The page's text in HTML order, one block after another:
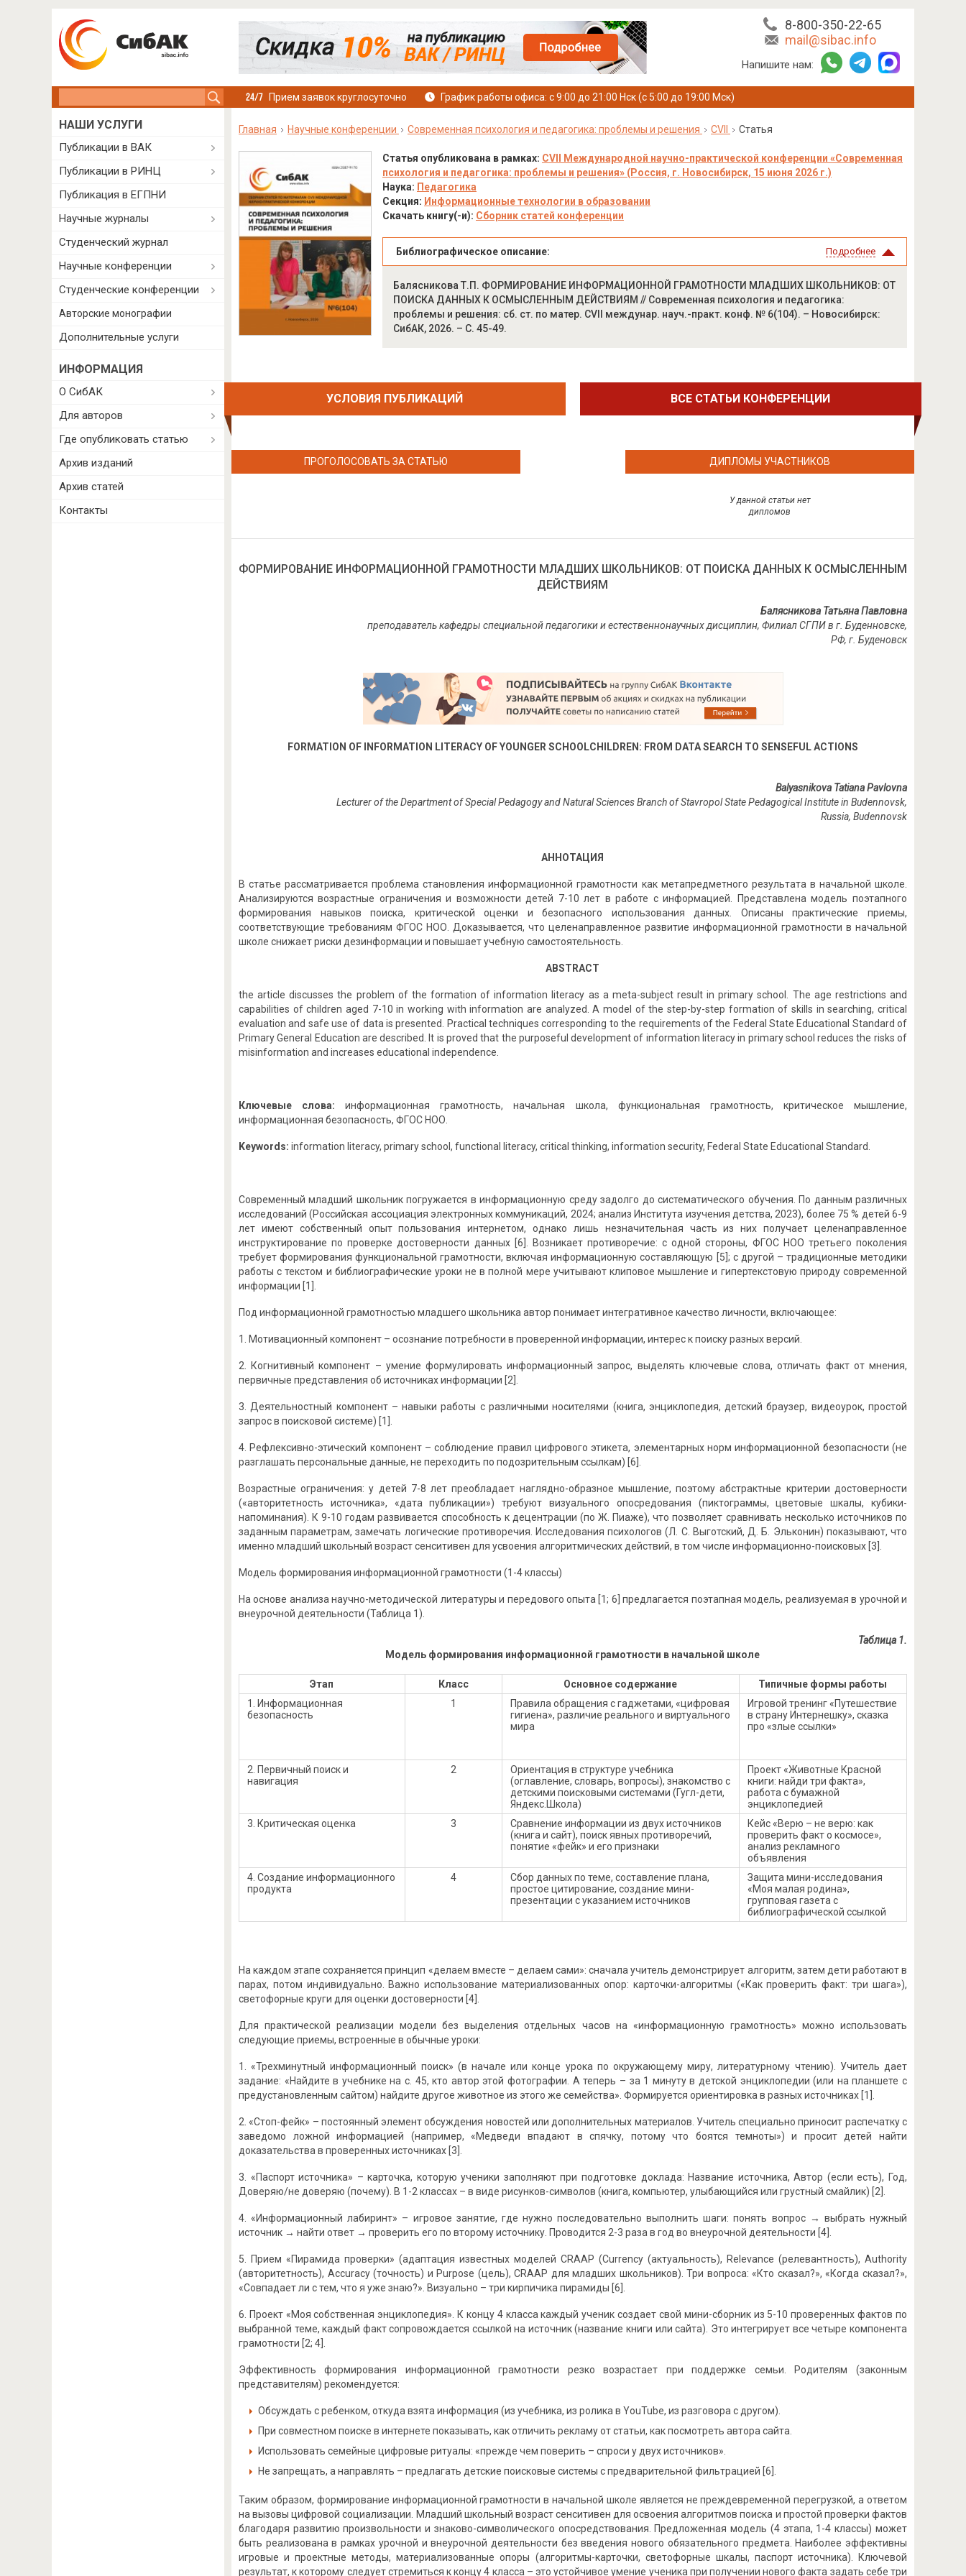
8-800-350-22-65
mail@sibac.info
Напишите нам:
Прием заявок круглосуточно График работы офиса: с 9:00 до 21:00 Нск (с 5:00 до 19:00 Мск)
Главная Научные конференции Современная психология и педагогика: проблемы и решения CVII Статья
Статья опубликована в рамках: CVII Международной научно-практической конференции «Современная
психология и педагогика: проблемы и решения» (Россия, г. Новосибирск, 15 июня 2026 г.)
Наука: Педагогика
Секция: Информационные технологии в образовании
Скачать книгу(-и): Сборник статей конференции
Библиографическое описание: Подробнее
Балясникова Т.П. ФОРМИРОВАНИЕ ИНФОРМАЦИОННОЙ ГРАМОТНОСТИ МЛАДШИХ ШКОЛЬНИКОВ: ОТ
ПОИСКА ДАННЫХ К ОСМЫСЛЕННЫМ ДЕЙСТВИЯМ // Современная психология и педагогика:
проблемы и решения: сб. ст. по матер. CVII междунар. науч.-практ. конф. № 6(104). – Новосибирск:
СибАК, 2026. – С. 45-49.
УСЛОВИЯ ПУБЛИКАЦИЙ ВСЕ СТАТЬИ КОНФЕРЕНЦИИ
ПРОГОЛОСОВАТЬ ЗА СТАТЬЮ ДИПЛОМЫ УЧАСТНИКОВ
У данной статьи нет
дипломов
ФОРМИРОВАНИЕ ИНФОРМАЦИОННОЙ ГРАМОТНОСТИ МЛАДШИХ ШКОЛЬНИКОВ: ОТ ПОИСКА ДАННЫХ К ОСМЫСЛЕННЫМ
ДЕЙСТВИЯМ
Балясникова Татьяна Павловна
преподаватель кафедры специальной педагогики и естественнонаучных дисциплин, Филиал СГПИ в г. Буденновске,
РФ, г. Буденовск
FORMATION OF INFORMATION LITERACY OF YOUNGER SCHOOLCHILDREN: FROM DATA SEARCH TO SENSEFUL ACTIONS
Balyasnikova Tatiana Pavlovna
Lecturer of the Department of Special Pedagogy and Natural Sciences Branch of Stavropol State Pedagogical Institute in Budennovsk,
Russia, Budennovsk
АННОТАЦИЯ
В статье рассматривается проблема становления информационной грамотности как метапредметного результата в начальной школе.
Анализируются возрастные ограничения и возможности детей 7-10 лет в работе с информацией. Представлена модель поэтапного
формирования навыков поиска, критической оценки и безопасного использования данных. Описаны практические приемы,
соответствующие требованиям ФГОС НОО. Доказывается, что целенаправленное развитие информационной грамотности в начальной
школе снижает риски дезинформации и повышает учебную самостоятельность.
ABSTRACT
the article discusses the problem of the formation of information literacy as a meta-subject result in primary school. The age restrictions and
capabilities of children aged 7-10 in working with information are analyzed. A model of the step-by-step formation of skills in searching, critical
evaluation and safe use of data is presented. Practical techniques corresponding to the requirements of the Federal State Educational Standard of
Primary General Education are described. It is proved that the purposeful development of information literacy in primary school reduces the risks of
misinformation and increases educational independence.
Ключевые слова: информационная грамотность, начальная школа, функциональная грамотность, критическое мышление,
информационная безопасность, ФГОС НОО.
Keywords: information literacy, primary school, functional literacy, critical thinking, information security, Federal State Educational Standard.
Современный младший школьник погружается в информационную среду задолго до систематического обучения. По данным различных
исследований (Российская ассоциация электронных коммуникаций, 2024; анализ Института изучения детства, 2023), более 75 % детей 6-9
лет имеют собственный опыт пользования интернетом, однако лишь незначительная часть из них получает целенаправленное
инструктирование по проверке достоверности данных [6]. Возникает противоречие: с одной стороны, ФГОС НОО третьего поколения
требует формирования функциональной грамотности, включая информационную составляющую [5]; с другой – традиционные методики
работы с текстом и библиографические уроки не в полной мере учитывают клиповое мышление и гипертекстовую природу современной
информации [1].
Под информационной грамотностью младшего школьника автор понимает интегративное качество личности, включающее:
1. Мотивационный компонент – осознание потребности в проверенной информации, интерес к поиску разных версий.
2. Когнитивный компонент – умение формулировать информационный запрос, выделять ключевые слова, отличать факт от мнения,
первичные представления об источниках информации [2].
3. Деятельностный компонент – навыки работы с различными носителями (книга, энциклопедия, детский браузер, видеоурок, простой
запрос в поисковой системе) [1].
4. Рефлексивно-этический компонент – соблюдение правил цифрового этикета, элементарных норм информационной безопасности (не
разглашать персональные данные, не переходить по подозрительным ссылкам) [6].
Возрастные ограничения: у детей 7-8 лет преобладает наглядно-образное мышление, поэтому абстрактные критерии достоверности
(«авторитетность источника», «дата публикации») требуют визуального опосредования (пиктограммы, цветовые шкалы, кубики-
напоминания). К 9-10 годам развивается способность к децентрации (по Ж. Пиаже), что позволяет сравнивать несколько источников по
заданным параметрам, замечать логические противоречия. Исследования психологов (Л. С. Выготский, Д. Б. Эльконин) показывают, что
именно младший школьный возраст сенситивен для усвоения алгоритмических действий, в том числе информационно-поисковых [3].
Модель формирования информационной грамотности (1-4 классы)
На основе анализа научно-методической литературы и передового опыта [1; 6] предлагается поэтапная модель, реализуемая в урочной и
внеурочной деятельности (Таблица 1).
Таблица 1.
Модель формирования информационной грамотности в начальной школе
Этап Класс Основное содержание
Типичные формы работы
1. Информационная
безопасность
1
Правила обращения с гаджетами, «цифровая
гигиена», различие реального и виртуального
мира
Игровой тренинг «Путешествие
в страну Интернешку», сказка
про «злые ссылки»
2. Первичный поиск и
навигация
2
Ориентация в структуре учебника
(оглавление, словарь, вопросы), знакомство с
детскими поисковыми системами (Гугл-дети,
Яндекс.Школа)
Проект «Животные Красной
книги: найди три факта»,
работа с бумажной
энциклопедией
3. Критическая оценка
3
Сравнение информации из двух источников
(книга и сайт), поиск явных противоречий,
понятие «фейк» и его признаки
Кейс «Верю – не верю: как
проверить факт о космосе»,
анализ рекламного
объявления
4. Создание информационного
продукта
4
Сбор данных по теме, составление плана,
простое цитирование, создание мини-
презентации с указанием источников
Защита мини-исследования
«Моя малая родина»,
групповая газета с
библиографической ссылкой
На каждом этапе сохраняется принцип «делаем вместе – делаем сами»: сначала учитель демонстрирует алгоритм, затем дети работают в
парах, потом индивидуально. Важно использование материализованных опор: карточки-алгоритмы («Как проверить факт: три шага»),
светофорные круги для оценки достоверности [4].
Для практической реализации модели без выделения отдельных часов на «информационную грамотность» можно использовать
следующие приемы, встроенные в обычные уроки:
1. «Трехминутный информационный поиск» (в начале или конце урока по окружающему миру, литературному чтению). Учитель дает
задание: «Найдите в учебнике на с. 45, кто автор этой фотографии. А теперь – за 1 минуту в детской энциклопедии (или на планшете с
предустановленным сайтом) найдите другое животное из этого же семейства». Формируется ориентировка в разных источниках [1].
2. «Стоп-фейк» – постоянный элемент обсуждения новостей или дополнительных материалов. Учитель специально приносит распечатку с
заведомо ложной информацией (например, «Медведи впадают в спячку, потому что боятся темноты») и просит детей найти
доказательства в проверенных источниках [3].
3. «Паспорт источника» – карточка, которую ученики заполняют при подготовке доклада: Название источника, Автор (если есть), Год,
Доверяю/не доверяю (почему). В 1-2 классах – в виде рисунков-символов (книга, компьютер, улыбающийся или грустный смайлик) [2].
4. «Информационный лабиринт» – игровое занятие, где нужно последовательно выполнить шаги: понять вопрос → выбрать нужный
источник → найти ответ → проверить его по второму источнику. Проводится 2-3 раза в год во внеурочной деятельности [4].
5. Прием «Пирамида проверки» (адаптация известных моделей CRAAP (Currency (актуальность), Relevance (релевантность), Authority
(авторитетность), Accuracy (точность) и Purpose (цель), CRAAP для младших школьников). Три вопроса: «Кто сказал?», «Когда сказал?»,
«Совпадает ли с тем, что я уже знаю?». Визуально – три кирпичика пирамиды [6].
6. Проект «Моя собственная энциклопедия». К концу 4 класса каждый ученик создает свой мини-сборник из 5-10 проверенных фактов по
выбранной теме, каждый факт сопровождается ссылкой на источник (название книги или сайта). Это интегрирует все четыре компонента
грамотности [2; 4].
Эффективность формирования информационной грамотности резко возрастает при поддержке семьи. Родителям (законным
представителям) рекомендуется:
Обсуждать с ребенком, откуда взята информация (из учебника, из ролика в YouTube, из разговора с другом).
При совместном поиске в интернете показывать, как отличить рекламу от статьи, как посмотреть автора сайта.
Использовать семейные цифровые ритуалы: «прежде чем поверить – спроси у двух источников».
Не запрещать, а направлять – предлагать детские поисковые системы с предварительной фильтрацией [6].
Таким образом, формирование информационной грамотности в начальной школе является не преждевременной перегрузкой, а ответом
на вызовы цифровой социализации. Младший школьный возраст сенситивен для освоения алгоритмов поиска и простой проверки фактов
благодаря развитию произвольности и знаково-символического опосредствования. Предложенная модель (4 этапа, 1-4 классы) может
быть реализована в рамках урочной и внеурочной деятельности без введения нового обязательного предмета. Наиболее эффективны
игровые и проектные методы, материализованные опоры (алгоритмы-карточки, светофорные шкалы, паспорт источника). Ключевой
результат, к которому следует стремиться к концу 4 класса – это устойчивое умение ученика при получении нового факта задать себе три
НАШИ УСЛУГИ
Публикации в ВАК
Публикации в РИНЦ
Публикация в ЕГПНИ
Научные журналы
Студенческий журнал
Научные конференции
Студенческие конференции
Авторские монографии
Дополнительные услуги
ИНФОРМАЦИЯ
О СибАК
Для авторов
Где опубликовать статью
Архив изданий
Архив статей
Контакты